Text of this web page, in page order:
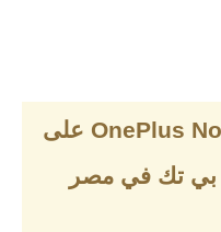
على
بي تك في مصر